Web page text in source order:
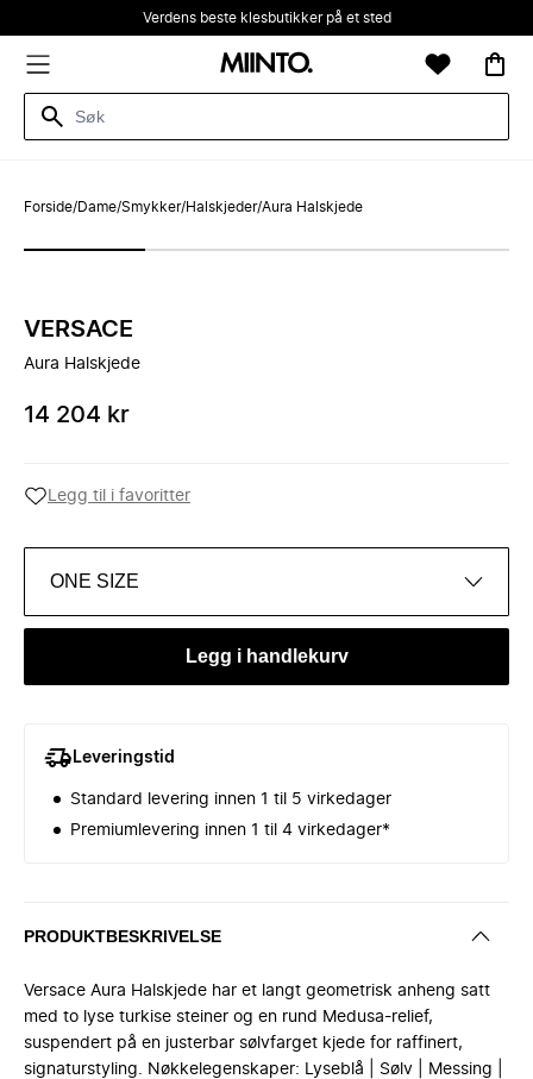
Verdens beste klesbutikker på et sted
Forside/Dame/Smykker/Halskjeder/Aura Halskjede
VERSACE
Aura Halskjede
14 204 kr
Legg til i favoritter
ONE SIZE
Legg i handlekurv
Leveringstid
Standard levering innen 1 til 5 virkedager
Premiumlevering innen 1 til 4 virkedager*
PRODUKTBESKRIVELSE
Versace Aura Halskjede har et langt geometrisk anheng satt
med to lyse turkise steiner og en rund Medusa-relief,
suspendert på en justerbar sølvfarget kjede for raffinert,
signaturstyling. Nøkkelegenskaper: Lyseblå | Sølv | Messing |